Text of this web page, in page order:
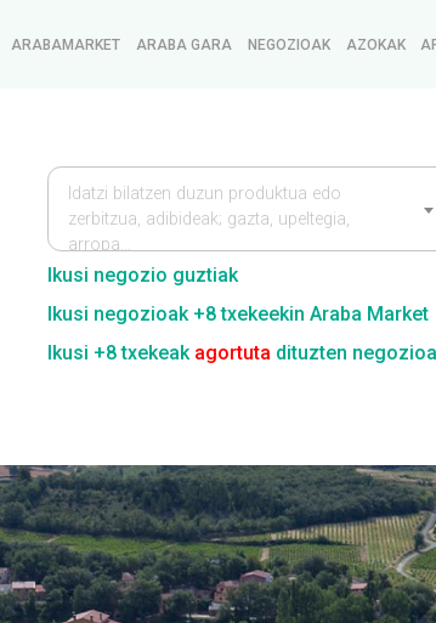
ARABAMARKET ARABA GARA NEGOZIOAK AZOKAK
Idatzi bilatzen duzun produktua edo
zerbitzua, adibideak; gazta, upeltegia,
arropa…
Ikusi negozio guztiak
Ikusi negozioak +8 txekeekin Araba Market
Ikusi +8 txekeak agortuta dituzten